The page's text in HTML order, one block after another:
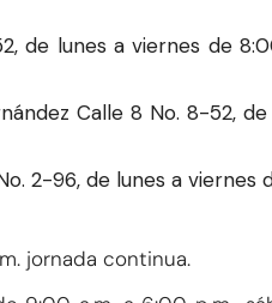
de lunes a viernes de
Calle 8 No. 8-52,
2-96, de lunes a viernes
jornada continua.